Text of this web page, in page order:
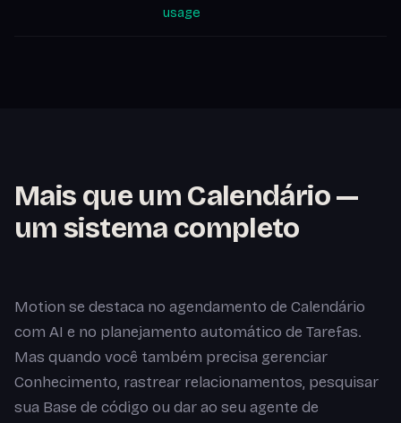
usage
Mais que um Calendário —
um sistema completo
Motion se destaca no agendamento de Calendário
com AI e no planejamento automático de Tarefas.
Mas quando você também precisa gerenciar
Conhecimento, rastrear relacionamentos, pesquisar
sua Base de código ou dar ao seu agente de